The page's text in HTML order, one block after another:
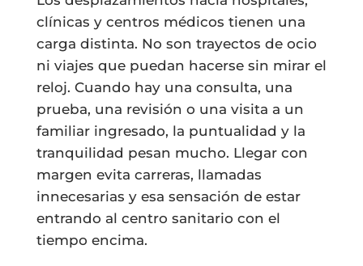
clínicas y centros médicos tienen una
carga distinta. No son trayectos de ocio
ni viajes que puedan hacerse sin mirar el
reloj. Cuando hay una consulta, una
prueba, una revisión o una visita a un
familiar ingresado, la puntualidad y la
tranquilidad pesan mucho. Llegar con
margen evita carreras, llamadas
innecesarias y esa sensación de estar
entrando al centro sanitario con el
tiempo encima.